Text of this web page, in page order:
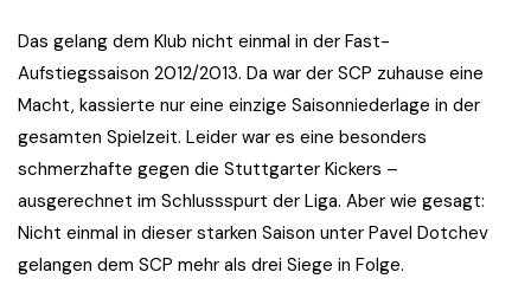
Das gelang dem Klub nicht einmal in der Fast-
Aufstiegssaison 2012/2013. Da war der SCP zuhause eine
Macht, kassierte nur eine einzige Saisonniederlage in der
gesamten Spielzeit. Leider war es eine besonders
schmerzhafte gegen die Stuttgarter Kickers –
ausgerechnet im Schlussspurt der Liga. Aber wie gesagt:
Nicht einmal in dieser starken Saison unter Pavel Dotchev
gelangen dem SCP mehr als drei Siege in Folge.